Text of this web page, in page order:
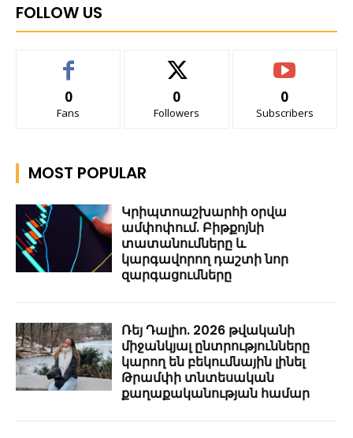
FOLLOW US
0
Fans
0
Followers
0
Subscribers
MOST POPULAR
Կրիպտոաշխարհի օրվա
ամփոփում. Բիթքոյնի
տատանումները և
կարգավորող դաշտի նոր
զարգացումները
Ռեյ Դալիո. 2026 թվականի
միջանկյալ ընտրությունները
կարող են բեկումնային լինել
Թրամփի տնտեսական
քաղաքականության համար